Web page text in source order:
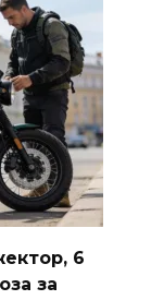
6
за